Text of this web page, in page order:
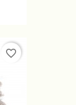
favorite_border